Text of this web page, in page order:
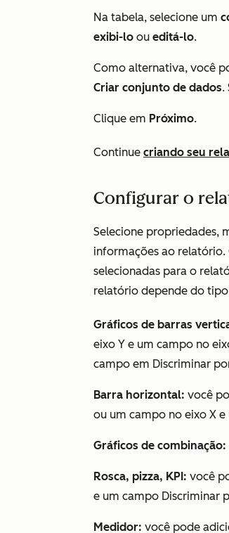
Na tabela, selecione um
exibi-lo ou editá-lo.
Como alternativa, você
Criar conjunto de dados.
Clique em Próximo.
Continue criando seu
Configurar o
Selecione propriedades,
informações ao relatório.
selecionadas para o
relatório depende do
Gráficos de barras
eixo Y e um campo no
campo em Discriminar
Barra horizontal: você
ou um campo no eixo X
Gráficos de combinação:
Rosca, pizza, KPI: você
e um campo Discriminar
Medidor: você pode